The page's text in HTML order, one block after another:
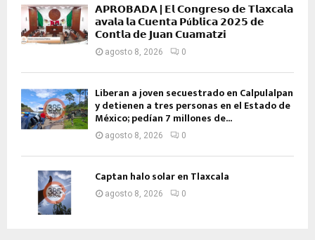
𝗔𝗣𝗥𝗢𝗕𝗔𝗗𝗔 | 𝗘𝗹 𝗖𝗼𝗻𝗴𝗿𝗲𝘀𝗼 𝗱𝗲 𝗧𝗹𝗮𝘅𝗰𝗮𝗹𝗮
𝗮𝘃𝗮𝗹𝗮 𝗹𝗮 𝗖𝘂𝗲𝗻𝘁𝗮 𝗣ú𝗯𝗹𝗶𝗰𝗮 𝟮𝟬𝟮𝟱 𝗱𝗲
𝗖𝗼𝗻𝘁𝗹𝗮 𝗱𝗲 𝗝𝘂𝗮𝗻 𝗖𝘂𝗮𝗺𝗮𝘁𝘇𝗶
agosto 8, 2026 0
Liberan a joven secuestrado en Calpulalpan
y detienen a tres personas en el Estado de
México; pedían 7 millones de...
agosto 8, 2026 0
Captan halo solar en Tlaxcala
agosto 8, 2026 0